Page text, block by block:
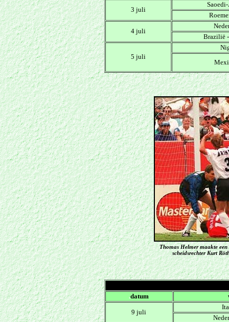
3 juli
4 juli
Brazilië
5 juli
Thomas Helmer maakte
scheidsrechter Kurt
.datum
9 juli